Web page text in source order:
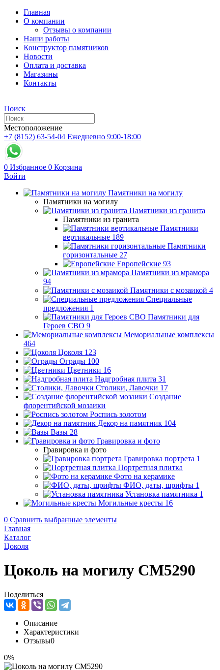
Главная
О компании
Отзывы о компании
Наши работы
Конструктор памятников
Новости
Оплата и доставка
Магазины
Контакты
Поиск
Местоположение
+7 (8152) 63-54-04 Ежедневно 9:00-18:00
0 Избранное 0 Корзина
Войти
Памятники на могилу
Памятники на могилу
Памятники из гранита
Памятники из гранита
Памятники
вертикальные 189
Памятники
горизонтальные 27
Европейские 93
Памятники из мрамора
94
Памятники с мозаикой 4
Специальные
предложения 1
Памятники для
Героев СВО 9
Мемориальные комплексы
464
Цоколя 123
Ограды 100
Цветники 16
Надгробная плита 31
Столики, Лавочки 17
Создание
флорентийской мозаики
Роспись золотом
Декор на памятник 104
Вазы 28
Гравировка и фото
Гравировка и фото
Гравировка портрета 1
Портретная плитка
Фото на керамике
ФИО, даты, шрифты 1
Установка памятника 1
Могильные кресты 16
0 Сравнить выбранные элементы
Главная
Каталог
Цоколя
Цоколь на могилу CM5290
Поделиться
Описание
Характеристики
Отзывы0
0%